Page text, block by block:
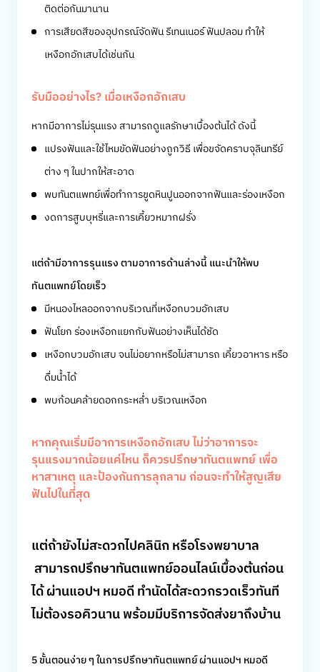
ติดต่อกันมานาน
การเสียดสีของอุปกรณ์จัดฟัน รีเทนเนอร์ ฟันปลอม ทำให้
เหงือกอักเสบได้เช่นกัน
รับมืออย่างไร? เมื่อเหงือกอักเสบ
หากมีอาการไม่รุนแรง สามารถดูแลรักษาเบื้องต้นได้ ดังนี้
แปรงฟันและใช้ไหมขัดฟันอย่างถูกวิธี เพื่อขจัดคราบจุลินทรีย์
ต่าง ๆ ในปากให้สะอาด
พบทันตแพทย์เพื่อทำการขูดหินปูนออกจากฟันและร่องเหงือก
งดการสูบบุหรี่และการเคี้ยวหมากฝรั่ง
แต่ถ้ามีอาการรุนแรง ตามอาการด้านล่างนี้ แนะนำให้พบ
ทันตแพทย์โดยเร็ว
มีหนองไหลออกจากบริเวณที่เหงือกบวมอักเสบ
ฟันโยก ร่องเหงือกแยกกับฟันอย่างเห็นได้ชัด
เหงือกบวมอักเสบ จนไม่อยากหรือไม่สามารถ เคี้ยวอาหาร หรือ
ดื่มน้ำได้
พบก้อนคล้ายดอกกระหล่ำ บริเวณเหงือก
หากคุณเริ่มมีอาการเหงือกอักเสบ ไม่ว่าอาการจะ
รุนแรงมากน้อยแค่ไหน ก็ควรปรึกษาทันตแพทย์ เพื่อ
หาสาเหตุ และป้องกันการลุกลาม ก่อนจะทำให้สูญเสีย
ฟันไปในที่สุด
แต่ถ้ายังไม่สะดวกไปคลินิก หรือโรงพยาบาล
สามารถปรึกษาทันตแพทย์ออนไลน์เบื้องต้นก่อน
ได้ ผ่านแอปฯ หมอดี ทำนัดได้สะดวกรวดเร็วทันที
ไม่ต้องรอคิวนาน พร้อมมีบริการจัดส่งยาถึงบ้าน
5 ขั้นตอนง่าย ๆ ในการปรึกษาทันตแพทย์ ผ่านแอปฯ หมอดี